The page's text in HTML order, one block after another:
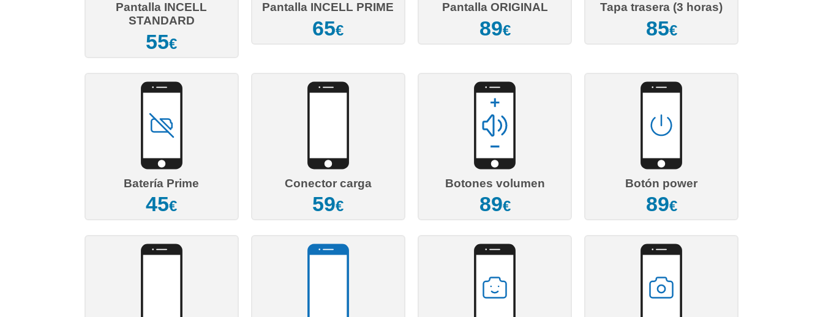
Pantalla INCELL
STANDARD
55€
Pantalla INCELL PRIME
65€
Pantalla ORIGINAL
89€
Tapa trasera (3 horas)
85€
Batería Prime
45€
Conector carga
59€
Botones volumen
89€
Botón power
89€